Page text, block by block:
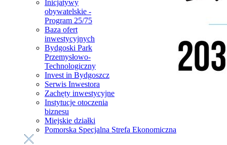
Inicjatywy
obywatelskie -
Program 25/75
Baza ofert
inwestycyjnych
Bydgoski Park
Przemysłowo-
Technologiczny
Invest in Bydgoszcz
Serwis Inwestora
Zachęty inwestycyjne
Instytucje otoczenia
biznesu
Miejskie działki
Pomorska Specjalna Strefa Ekonomiczna